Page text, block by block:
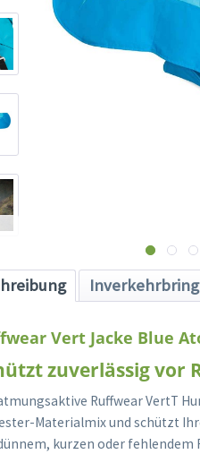
Vert Jacke Blue
zuverlässig vor
Ruffwear VertT
Materialmix und schützt
kurzen oder fehlendem